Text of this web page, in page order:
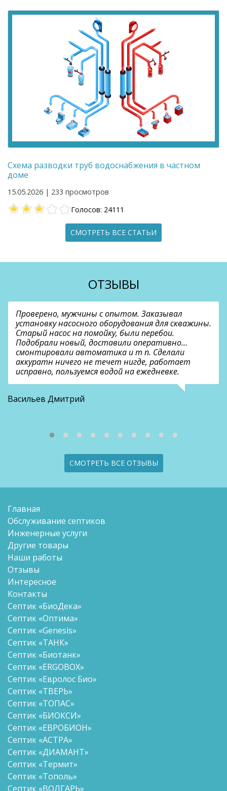
Схема разводки труб водоснабжения в частном
доме
15.05.2026 | 233 просмотров
Голосов: 24111
СМОТРЕТЬ ВСЕ СТАТЬИ
ОТЗЫВЫ
Проверено, мужчины с опытом. Заказывал
установку насосного оборудования для скважины.
Старый насос на помойку, были перебои.
Подобрали новый, доставили оперативно…
смонтировали автоматика и т п. Сделали
аккуратн ничего не течет нигде, работает
исправно, пользуемся водой на ежедневке.
Васильев Дмитрий
СМОТРЕТЬ ВСЕ ОТЗЫВЫ
Главная
Обслуживание септиков
Инженерные услуги
Другие товары
Наши работы
Отзывы
Интересное
Контакты
Септик «БиоДека»
Септик «Оптима»
Септик «Genesis»
Септик «ТАНК»
Септик «Биотанк»
Септик «ERGOBOX»
Септик «Евролос Био»
Септик «ТВЕРЬ»
Септик «ТОПАС»
Септик «БИОКСИ»
Септик «ЕВРОБИОН»
Септик «АСТРА»
Септик «ДИАМАНТ»
Септик «Термит»
Септик «Тополь»
Септик «ВОЛГАРЬ»